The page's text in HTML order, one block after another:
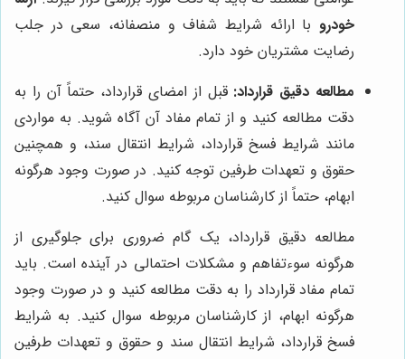
خودرو با ارائه شرایط شفاف و منصفانه، سعی در جلب
رضایت مشتریان خود دارد.
مطالعه دقیق قرارداد: قبل از امضای قرارداد، حتماً آن را به
دقت مطالعه کنید و از تمام مفاد آن آگاه شوید. به مواردی
مانند شرایط فسخ قرارداد، شرایط انتقال سند، و همچنین
حقوق و تعهدات طرفین توجه کنید. در صورت وجود هرگونه
ابهام، حتماً از کارشناسان مربوطه سوال کنید.
مطالعه دقیق قرارداد، یک گام ضروری برای جلوگیری از
هرگونه سوءتفاهم و مشکلات احتمالی در آینده است. باید
تمام مفاد قرارداد را به دقت مطالعه کنید و در صورت وجود
هرگونه ابهام، از کارشناسان مربوطه سوال کنید. به شرایط
فسخ قرارداد، شرایط انتقال سند و حقوق و تعهدات طرفین